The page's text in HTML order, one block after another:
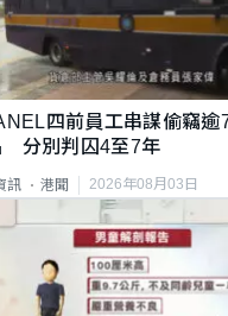
四前員工串謀偷竊逾
分別判囚4至7年
訊 港聞 2026年08月03日